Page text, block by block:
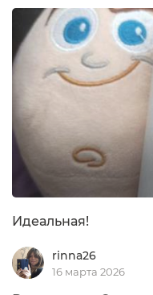
Russo Fabelo
лаконичный и
картона. Внутри
Идеальная!
rinna26
16 марта 2026